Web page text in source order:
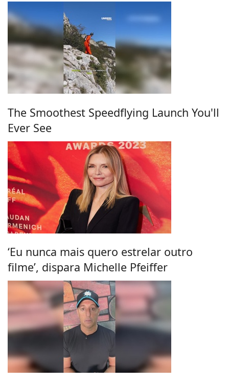
The Smoothest Speedflying Launch You'll
Ever See
‘Eu nunca mais quero estrelar outro
filme’, dispara Michelle Pfeiffer